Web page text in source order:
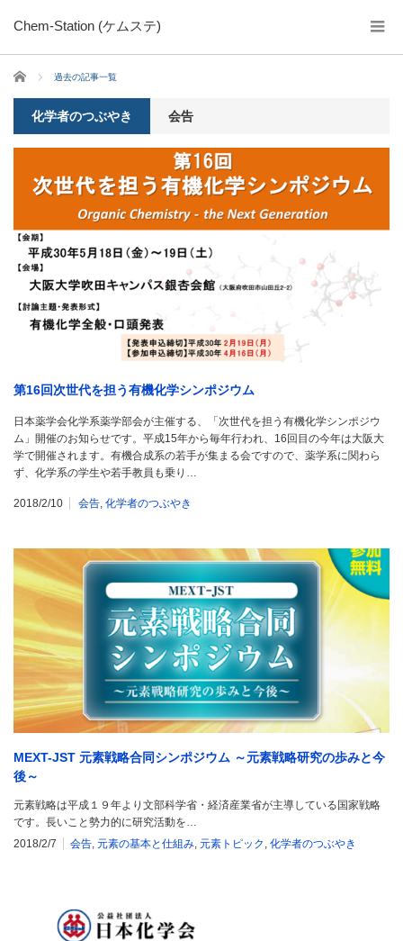
Chem-Station (ケムステ)
ホーム 過去の記事一覧
化学者のつぶやき 会告
第16回次世代を担う有機化学シンポジウム
日本薬学会化学系薬学部会が主催する、「次世代を担う有機化学シンポジウ
ム」開催のお知らせです。平成15年から毎年行われ、16回目の今年は大阪大
学で開催されます。有機合成系の若手が集まる会ですので、薬学系に関わら
ず、化学系の学生や若手教員も乗り…
2018/2/10 会告 化学者のつぶやき
MEXT-JST 元素戦略合同シンポジウム ～元素戦略研究の歩みと今
後～
元素戦略は平成１９年より文部科学省・経済産業省が主導している国家戦略
です。長いこと勢力的に研究活動を…
2018/2/7
会告, 元素の基本と仕組み, 元素トピック , 化学者のつぶやき